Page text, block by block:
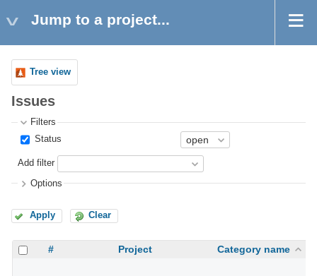
Jump to a project...
Tree view
Issues
Filters
Status
Add filter
Options
Apply Clear
# Project Category name